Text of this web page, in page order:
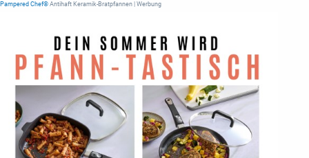
Pampered Chef® Antihaft Keramik-Bratpfannen | Werbung